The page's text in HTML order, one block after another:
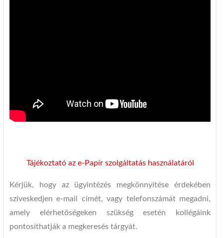
Tájékoztató az e-Papír szolgáltatás használatáról
Kérjük, hogy az ügyintézés megkönnyítése érdekében
szíveskedjen e-mail címét, vagy telefonszámát megadni,
amely elérhetőségeken szükség esetén kollégáink
pontosíthatják a megkeresés tárgyát.